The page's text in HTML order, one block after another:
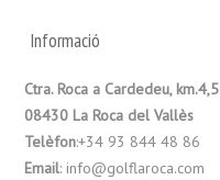
Informació
Ctra. Roca a Cardedeu, km.4,5
08430 La Roca del Vallès
Telèfon:+34 93 844 48 86
Email: info@golflaroca.com